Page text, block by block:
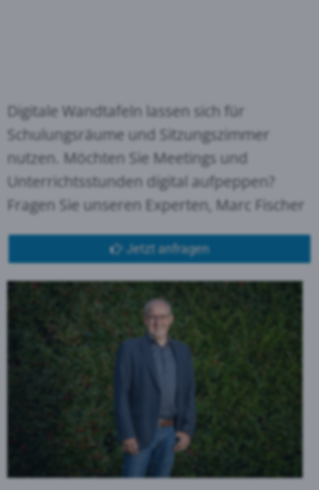
Digitale Wandtafeln lassen sich für
Schulungsräume und Sitzungszimmer
nutzen. Möchten Sie Meetings und
Unterrichtsstunden digital aufpeppen?
Fragen Sie unseren Experten, Marc Fischer
Jetzt anfragen